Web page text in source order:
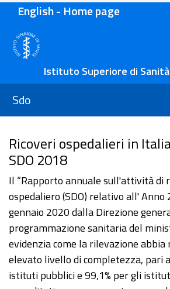
English - Home page
Istituto Superiore di
Sdo
Ricoveri ospedalieri in
SDO 2018
Il “Rapporto annuale sull'attività di
ospedaliero (SDO) relativo all' Anno
gennaio 2020 dalla Direzione
programmazione sanitaria del
evidenzia come la rilevazione abbia
elevato livello di completezza, pari
istituti pubblici e 99,1% per gli